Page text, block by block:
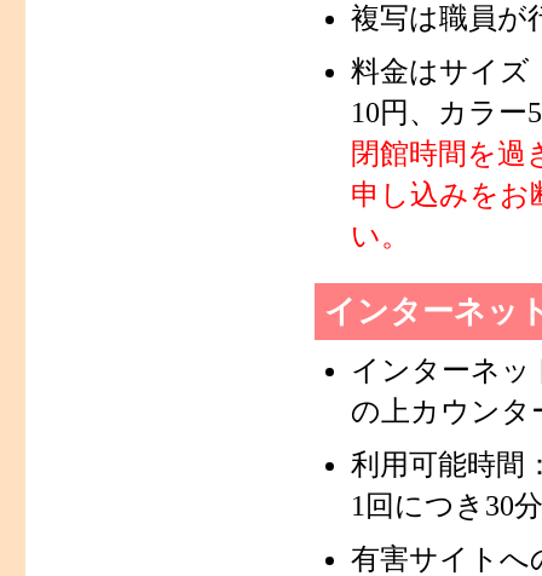
複写は職員が
料金はサイズ
10円、カラー
閉館時間を過
申し込みをお
い。
インターネッ
インターネッ
の上カウンタ
利用可能時間
1回につき30
有害サイトへ